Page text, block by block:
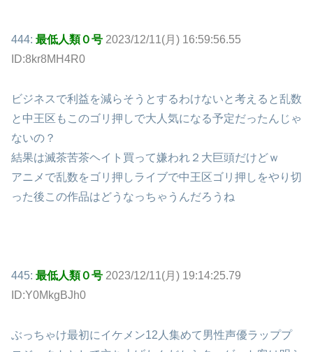
444: 最低人類０号 2023/12/11(月) 16:59:56.55
ID:8kr8MH4R0
ビジネスで利益を減らそうとするわけないと考えると乱数
と中王区もこのゴリ押しで大人気になる予定だったんじゃ
ないの？
結果は滅茶苦茶ヘイト買って嫌われ２大巨頭だけどｗ
アニメで乱数をゴリ押しライブで中王区ゴリ押しをやり切
った後この作品はどうなっちゃうんだろうね
445: 最低人類０号 2023/12/11(月) 19:14:25.79
ID:Y0MkgBJh0
ぶっちゃけ最初にイケメン12人集めて男性声優ラッププ